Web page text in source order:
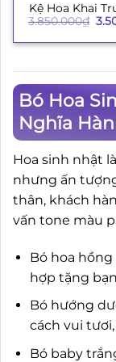
Kệ Hoa Khai
3.850.000₫ Giá
là:
Bó Hoa
Nghĩa
Hoa sinh nhật
nhưng ấn
thân, khách
vấn tone màu
Bó hoa
hợp tặng
Bó hướng
cách vui
Bó baby